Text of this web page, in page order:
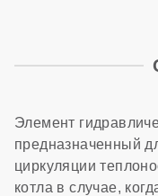
Элемент
предназначенный
циркуляции
котла в случае,